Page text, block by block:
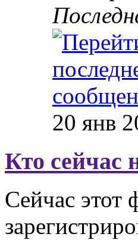
20 янв
Кто сейчас
Сейчас этот